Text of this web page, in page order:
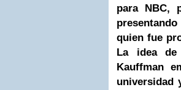
para NBC,
quien fue
La idea
Kauffman
universidad